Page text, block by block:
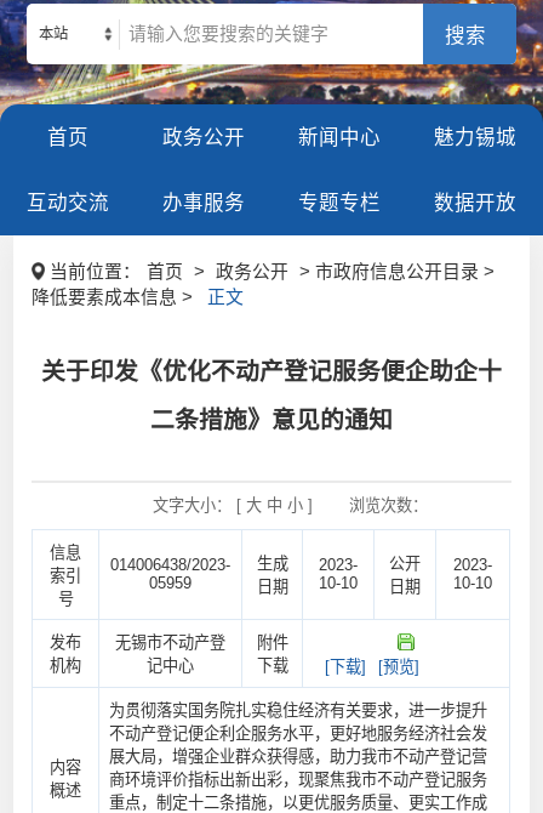
本站
首页 政务公开 新闻中心 魅力锡城
互动交流 办事服务 专题专栏 数据开放
当前位置： 首页 > 政务公开
> 市政府信息公开目录 >
降低要素成本信息 >
正文
关于印发《优化不动产登记服务便企助企十
二条措施》意见的通知
文字大小： [ 大 中 小] 浏览次数：
信息
索引
号
014006438/2023-
05959
生成
日期
2023-
10-10
公开
日期
2023-
10-10
发布
机构
无锡市不动产登
记中心
附件
下载
[下载] [预览]
内容
概述
为贯彻落实国务院扎实稳住经济有关要求，进一步提升
不动产登记便企利企服务水平，更好地服务经济社会发
展大局，增强企业群众获得感，助力我市不动产登记营
商环境评价指标出新出彩，现聚焦我市不动产登记服务
重点，制定十二条措施，以更优服务质量、更实工作成